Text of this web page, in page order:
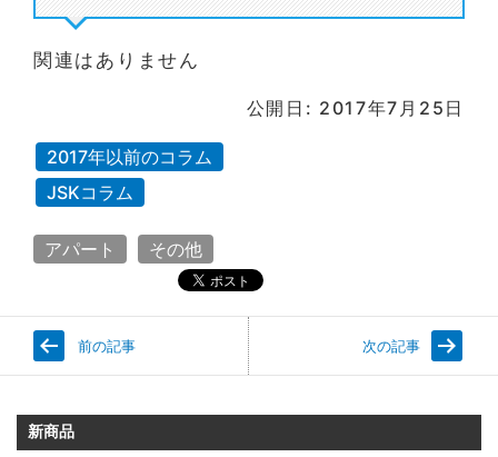
関連はありません
公開日: 2017年7月25日
2017年以前のコラム
JSKコラム
アパート その他
前の記事 次の記事
新商品